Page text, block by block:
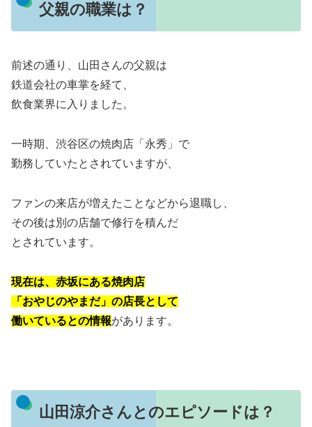
父親の職業は？
前述の通り、山田さんの父親は
鉄道会社の車掌を経て、
飲食業界に入りました。
一時期、渋谷区の焼肉店「永秀」で
勤務していたとされていますが、
ファンの来店が増えたことなどから退職し、
その後は別の店舗で修行を積んだ
とされています。
現在は、赤坂にある焼肉店
「おやじのやまだ」の店長として
働いているとの情報があります。
山田涼介さんとのエピソードは？